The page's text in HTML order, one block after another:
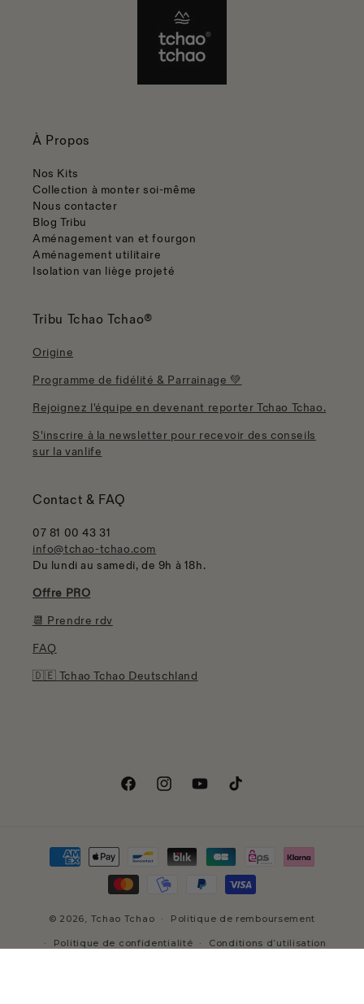
À Propos
Nos Kits
Collection à monter soi-même
Nous contacter
Blog Tribu
Aménagement van et fourgon
Aménagement utilitaire
Isolation van liège projeté
Tribu Tchao Tchao®
Origine
Programme de fidélité & Parrainage 💚
Rejoignez l'équipe en devenant reporter Tchao Tchao.
S'inscrire à la newsletter pour recevoir des conseils
sur la vanlife
Contact & FAQ
07 81 00 43 31
info@tchao-tchao.com
Du lundi au samedi, de 9h à 18h.
Offre PRO
📆 Prendre rdv
FAQ
🇩🇪 Tchao Tchao Deutschland
FacebookInstagramYouTubeTikTok
Moyens
© 2026, Tchao Tchao Politique de remboursement
Politique de confidentialité Conditions d’utilisation